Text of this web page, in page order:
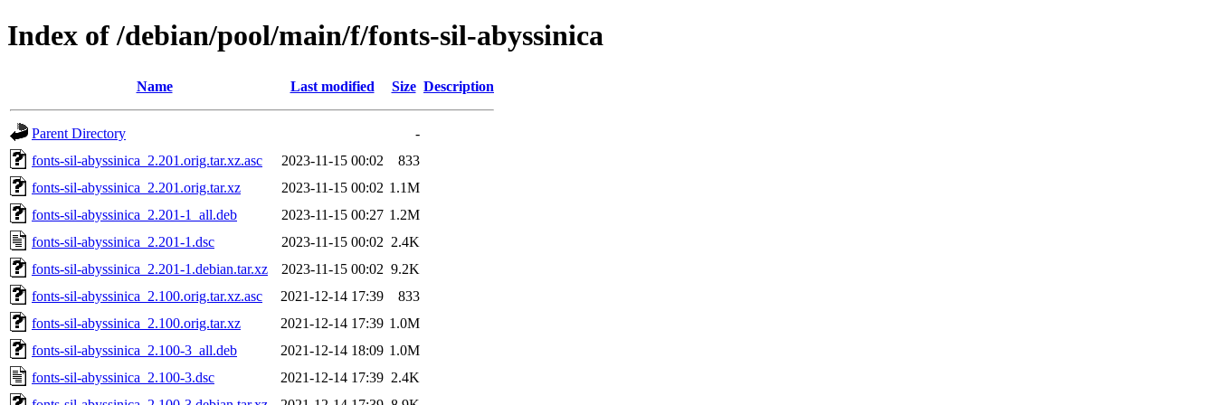
Index of /debian/pool/main/f/fonts-sil-abyssinica
Name Last modified Size Description
Parent Directory
-
fonts-sil-abyssinica_2.201.orig.tar.xz.asc
2023-11-15 00:02
833
fonts-sil-abyssinica_2.201.orig.tar.xz
2023-11-15 00:02 1.1M
fonts-sil-abyssinica_2.201-1_all.deb
2023-11-15 00:27 1.2M
fonts-sil-abyssinica_2.201-1.dsc
2023-11-15 00:02 2.4K
fonts-sil-abyssinica_2.201-1.debian.tar.xz
2023-11-15 00:02 9.2K
fonts-sil-abyssinica_2.100.orig.tar.xz.asc
2021-12-14 17:39
833
fonts-sil-abyssinica_2.100.orig.tar.xz
2021-12-14 17:39 1.0M
fonts-sil-abyssinica_2.100-3_all.deb
2021-12-14 18:09 1.0M
fonts-sil-abyssinica_2.100-3.dsc
2021-12-14 17:39 2.4K